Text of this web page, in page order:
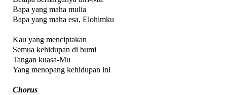
Bapa yang maha mulia
Bapa yang maha esa, Elohimku
Kau yang menciptakan
Semua kehidupan di bumi
Tangan kuasa-Mu
Yang menopang kehidupan ini
Chorus